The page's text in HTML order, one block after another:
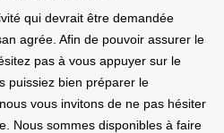
qui devrait être demandée
agrée. Afin de pouvoir assurer le
pas à vous appuyer sur le
puissiez bien préparer le
vous invitons de ne pas hésiter
Nous sommes disponibles à faire